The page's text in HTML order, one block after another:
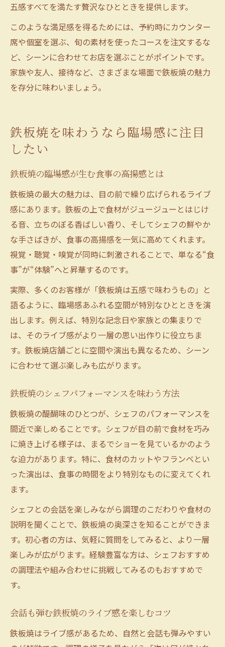
五感すべてを満たす贅沢なひとときを提供します。
このような満足感を得るためには、予約時にカウンター
席や個室を選ぶ、旬の素材を使ったコースを注文するな
ど、シーンに合わせてお店を選ぶことがポイントです。
家族や友人、接待など、さまざまな場面で鉄板焼の魅力
を存分に味わいましょう。
鉄板焼を味わうなら臨場感に注目
したい
鉄板焼の臨場感が生む食事の高揚感とは
鉄板焼の最大の魅力は、目の前で繰り広げられるライブ
感にあります。鉄板の上で食材がジュージューとはじけ
る音、立ちのぼる香ばしい香り、そしてシェフの鮮やか
な手さばきが、食事の高揚感を一気に高めてくれます。
視覚・聴覚・嗅覚が同時に刺激されることで、単なる“食
事”が“体験”へと昇華するのです。
実際、多くのお客様が「鉄板焼は五感で味わうもの」と
語るように、臨場感あふれる空間が特別なひとときを演
出します。例えば、特別な記念日や家族との集まりで
は、そのライブ感がより一層の思い出作りに役立ちま
す。鉄板焼店舗ごとに空間や演出も異なるため、シーン
に合わせて選ぶ楽しみも広がります。
鉄板焼のシェフパフォーマンスを味わう方法
鉄板焼の醍醐味のひとつが、シェフのパフォーマンスを
間近で楽しめることです。シェフが目の前で食材を巧み
に焼き上げる様子は、まるでショーを見ているかのよう
な迫力があります。特に、食材のカットやフランベとい
った演出は、食事の時間をより特別なものに変えてくれ
ます。
シェフとの会話を楽しみながら調理のこだわりや食材の
説明を聞くことで、鉄板焼の奥深さを知ることができま
す。初心者の方は、気軽に質問をしてみると、より一層
楽しみが広がります。経験豊富な方は、シェフおすすめ
の調理法や組み合わせに挑戦してみるのもおすすめで
す。
会話も弾む鉄板焼のライブ感を楽しむコツ
鉄板焼はライブ感があるため、自然と会話も弾みやすい